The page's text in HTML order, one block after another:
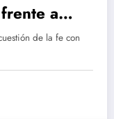
a
de la fe con